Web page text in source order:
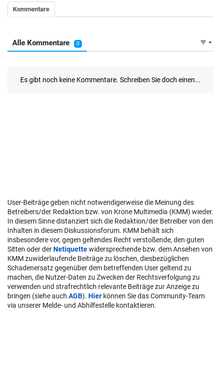
User-Beiträge geben nicht notwendigerweise die Meinung des
Betreibers/der Redaktion bzw. von Krone Multimedia (KMM) wieder.
In diesem Sinne distanziert sich die Redaktion/der Betreiber von den
Inhalten in diesem Diskussionsforum. KMM behält sich
insbesondere vor, gegen geltendes Recht verstoßende, den guten
Sitten oder derNetiquettewidersprechende bzw. dem Ansehen von
KMM zuwiderlaufende Beiträge zu löschen, diesbezüglichen
Schadenersatz gegenüber dem betreffenden User geltend zu
machen, die Nutzer-Daten zu Zwecken der Rechtsverfolgung zu
verwenden und strafrechtlich relevante Beiträge zur Anzeige zu
bringen (siehe auch AGB). Hier können Sie das Community-Team
via unserer Melde- und Abhilfestelle kontaktieren.